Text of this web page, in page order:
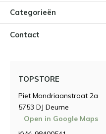
Categorieën
Contact
TOPSTORE
Piet Mondriaanstraat 2a
5753 DJ Deurne
Open in Google Maps